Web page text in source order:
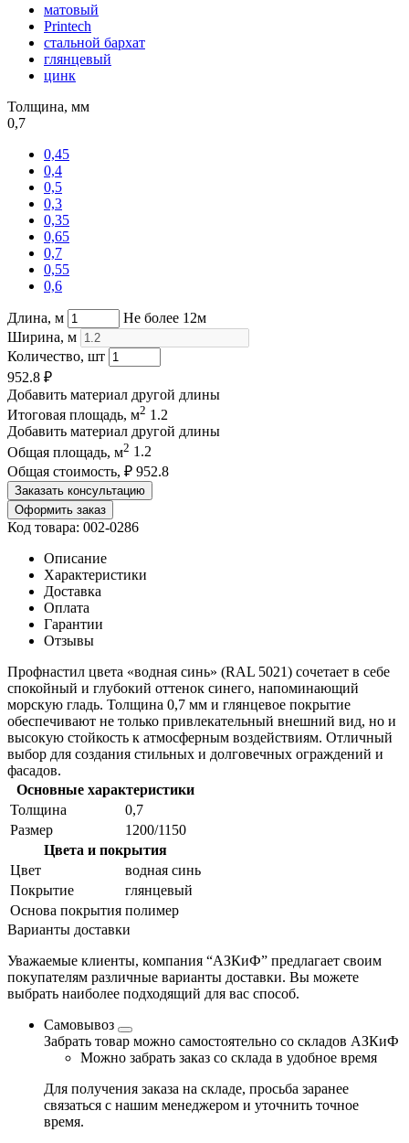
матовый
Printech
стальной бархат
глянцевый
цинк
Толщина, мм
0,7
0,45
0,4
0,5
0,3
0,35
0,65
0,7
0,55
0,6
Длина, м
Не более 12м
Ширина, м
Количество, шт
952.8 ₽
Добавить материал другой длины
Итоговая площадь, м2 1.2
Добавить материал другой длины
Общая площадь, м2 1.2
Общая стоимость, ₽ 952.8
Заказать консультацию
Оформить заказ
Код товара: 002-0286
Описание
Характеристики
Доставка
Оплата
Гарантии
Отзывы
Профнастил цвета «водная синь» (RAL 5021) сочетает в себе
спокойный и глубокий оттенок синего, напоминающий
морскую гладь. Толщина 0,7 мм и глянцевое покрытие
обеспечивают не только привлекательный внешний вид, но и
высокую стойкость к атмосферным воздействиям. Отличный
выбор для создания стильных и долговечных ограждений и
фасадов.
Основные характеристики
Толщина
0,7
Размер
1200/1150
Цвета и покрытия
Цвет
водная синь
Покрытие
глянцевый
Основа покрытия полимер
Варианты доставки
Уважаемые клиенты, компания “АЗКиФ” предлагает своим
покупателям различные варианты доставки. Вы можете
выбрать наиболее подходящий для вас способ.
Самовывоз
Забрать товар можно самостоятельно со складов АЗКиФ
Можно забрать заказ со склада в удобное время
Для получения заказа на складе, просьба заранее
связаться с нашим менеджером и уточнить точное
время.